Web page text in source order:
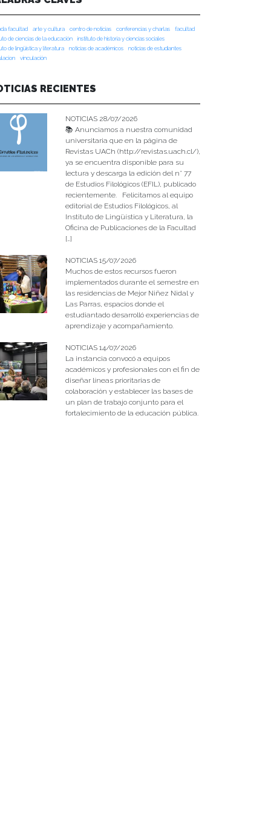
facultad arte y cultura centro de noticias conferencias y charlas
facultad
de ciencias de la educación
instituto de historia y ciencias sociales
de lingüística y literatura
noticias de académicos
noticias de estudiantes
vinculación
RECIENTES
NOTICIAS 28/07/2026
📚 Anunciamos a nuestra comunidad
universitaria que en la página de
Revistas UACh (http://revistas.uach.cl/),
ya se encuentra disponible para su
lectura y descarga la edición del n° 77
de Estudios Filológicos (EFIL), publicado
recientemente. Felicitamos al equipo
editorial de Estudios Filológicos, al
Instituto de Lingüística y Literatura, la
Oficina de Publicaciones de la Facultad
[…]
NOTICIAS 15/07/2026
Muchos de estos recursos fueron
implementados durante el semestre en
las residencias de Mejor Niñez Nidal y
Las Parras, espacios donde el
estudiantado desarrolló experiencias de
aprendizaje y acompañamiento.
NOTICIAS 14/07/2026
La instancia convocó a equipos
académicos y profesionales con el fin de
diseñar líneas prioritarias de
colaboración y establecer las bases de
un plan de trabajo conjunto para el
fortalecimiento de la educación pública.